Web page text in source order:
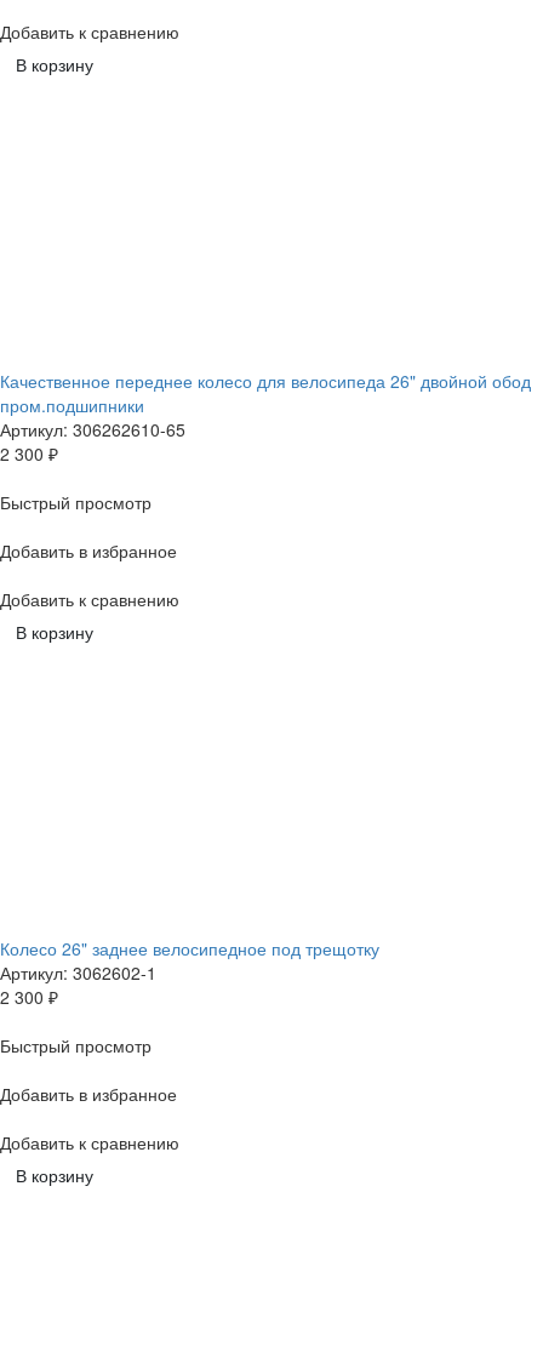
Добавить к сравнению
В корзину
Качественное переднее колесо для велосипеда 26" двойной обод
пром.подшипники
Артикул: 306262610-65
2 300 ₽
Быстрый просмотр
Добавить в избранное
Добавить к сравнению
В корзину
Колесо 26" заднее велосипедное под трещотку
Артикул: 3062602-1
2 300 ₽
Быстрый просмотр
Добавить в избранное
Добавить к сравнению
В корзину